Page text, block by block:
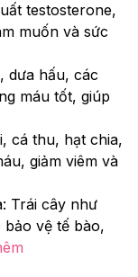
testosterone,
muốn và sức
dưa hấu, các
máu tốt, giúp
cá thu, hạt chia,
giảm viêm và
Trái cây như
vệ tế bào,